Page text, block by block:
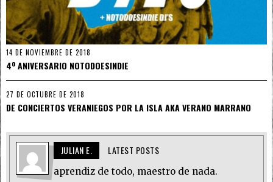
14 DE NOVIEMBRE DE 2018
4º ANIVERSARIO NOTODOESINDIE
27 DE OCTUBRE DE 2018
DE CONCIERTOS VERANIEGOS POR LA ISLA AKA VERANO MARRANO
JULIAN E. LATEST POSTS
aprendiz de todo, maestro de nada.